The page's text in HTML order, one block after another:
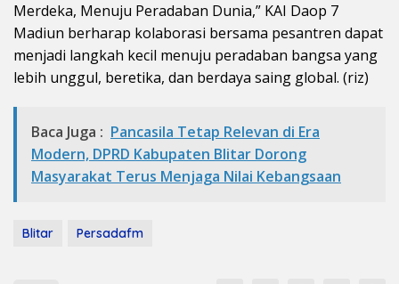
Merdeka, Menuju Peradaban Dunia,” KAI Daop 7
Madiun berharap kolaborasi bersama pesantren dapat
menjadi langkah kecil menuju peradaban bangsa yang
lebih unggul, beretika, dan berdaya saing global. (riz)
Baca Juga : Pancasila Tetap Relevan di Era
Modern, DPRD Kabupaten Blitar Dorong
Masyarakat Terus Menjaga Nilai Kebangsaan
Blitar Persadafm